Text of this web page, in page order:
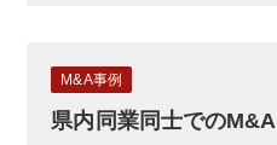
M&A事例
県内同業同士でのM&A